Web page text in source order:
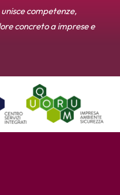
competenze,
concreto a imprese e